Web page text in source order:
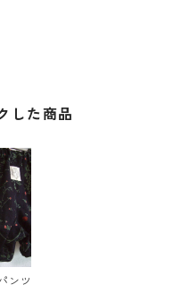
した商品
ンツ